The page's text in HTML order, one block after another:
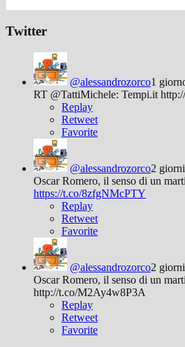
Twitter
@alessandrozorco1
RT @TattiMichele: Tempi.it
Replay
Retweet
Favorite
@alessandrozorco2
Oscar Romero, il senso di un
https://t.co/8zfgNMcPTY
Replay
Retweet
Favorite
@alessandrozorco2
Oscar Romero, il senso di un
http://t.co/M2Ay4w8P3A
Replay
Retweet
Favorite